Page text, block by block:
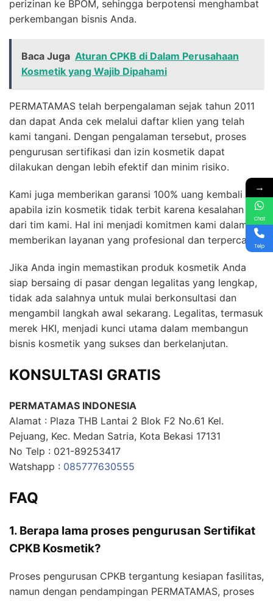
perizinan ke BPOM, sehingga berpotensi menghambat
perkembangan bisnis Anda.
Baca Juga Aturan CPKB di Dalam Perusahaan
Kosmetik yang Wajib Dipahami
PERMATAMAS telah berpengalaman sejak tahun 2011
dan dapat Anda cek melalui daftar klien yang telah
kami tangani. Dengan pengalaman tersebut, proses
pengurusan sertifikasi dan izin kosmetik dapat
dilakukan dengan lebih efektif dan minim risiko.
Kami juga memberikan garansi 100% uang kembali
apabila izin kosmetik tidak terbit karena kesalahan
dari tim kami. Hal ini menjadi komitmen kami dalam
memberikan layanan yang profesional dan terpercaya.
Jika Anda ingin memastikan produk kosmetik Anda
siap bersaing di pasar dengan legalitas yang lengkap,
tidak ada salahnya untuk mulai berkonsultasi dan
mengambil langkah awal sekarang. Legalitas, termasuk
merek HKI, menjadi kunci utama dalam membangun
bisnis kosmetik yang sukses dan berkelanjutan.
KONSULTASI GRATIS
PERMATAMAS INDONESIA
Alamat : Plaza THB Lantai 2 Blok F2 No.61 Kel.
Pejuang, Kec. Medan Satria, Kota Bekasi 17131
No Telp : 021-89253417
Watshapp : 085777630555
FAQ
1. Berapa lama proses pengurusan Sertifikat
CPKB Kosmetik?
Proses pengurusan CPKB tergantung kesiapan fasilitas,
namun dengan pendampingan PERMATAMAS, proses
→
Chat
Telp